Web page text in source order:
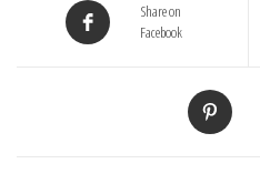
Share on
Facebook